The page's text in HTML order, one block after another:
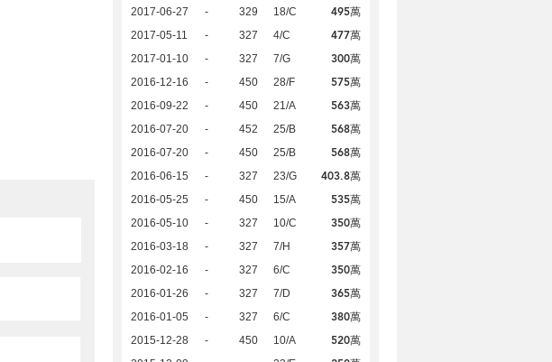
2017-06-27 - 329 18/C 495萬
2017-05-11 - 327 4/C 477萬
2017-01-10 - 327 7/G 300萬
2016-12-16 - 450 28/F 575萬
2016-09-22 - 450 21/A 563萬
2016-07-20 - 452 25/B 568萬
2016-07-20 - 450 25/B 568萬
2016-06-15 - 327 23/G 403.8萬
2016-05-25 - 450 15/A 535萬
2016-05-10 - 327 10/C 350萬
2016-03-18 - 327 7/H 357萬
2016-02-16 - 327 6/C 350萬
2016-01-26 - 327 7/D 365萬
2016-01-05 - 327 6/C 380萬
2015-12-28 - 450 10/A 520萬